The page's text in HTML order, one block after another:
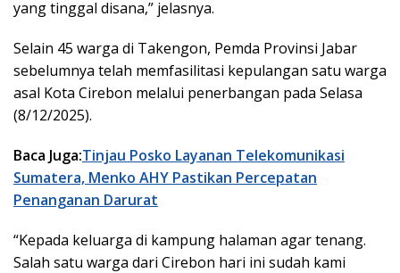
yang tinggal disana,” jelasnya.
Selain 45 warga di Takengon, Pemda Provinsi Jabar
sebelumnya telah memfasilitasi kepulangan satu warga
asal Kota Cirebon melalui penerbangan pada Selasa
(8/12/2025).
Baca Juga:Tinjau Posko Layanan Telekomunikasi
Sumatera, Menko AHY Pastikan Percepatan
Penanganan Darurat
“Kepada keluarga di kampung halaman agar tenang.
Salah satu warga dari Cirebon hari ini sudah kami